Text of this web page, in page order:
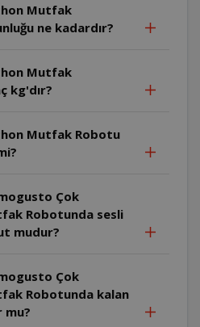
Mutfak
ne kadardır?
Mutfak
kg'dır?
Mutfak Robotu
Çok
Robotunda sesli
mudur?
Çok
Robotunda kalan
mu?